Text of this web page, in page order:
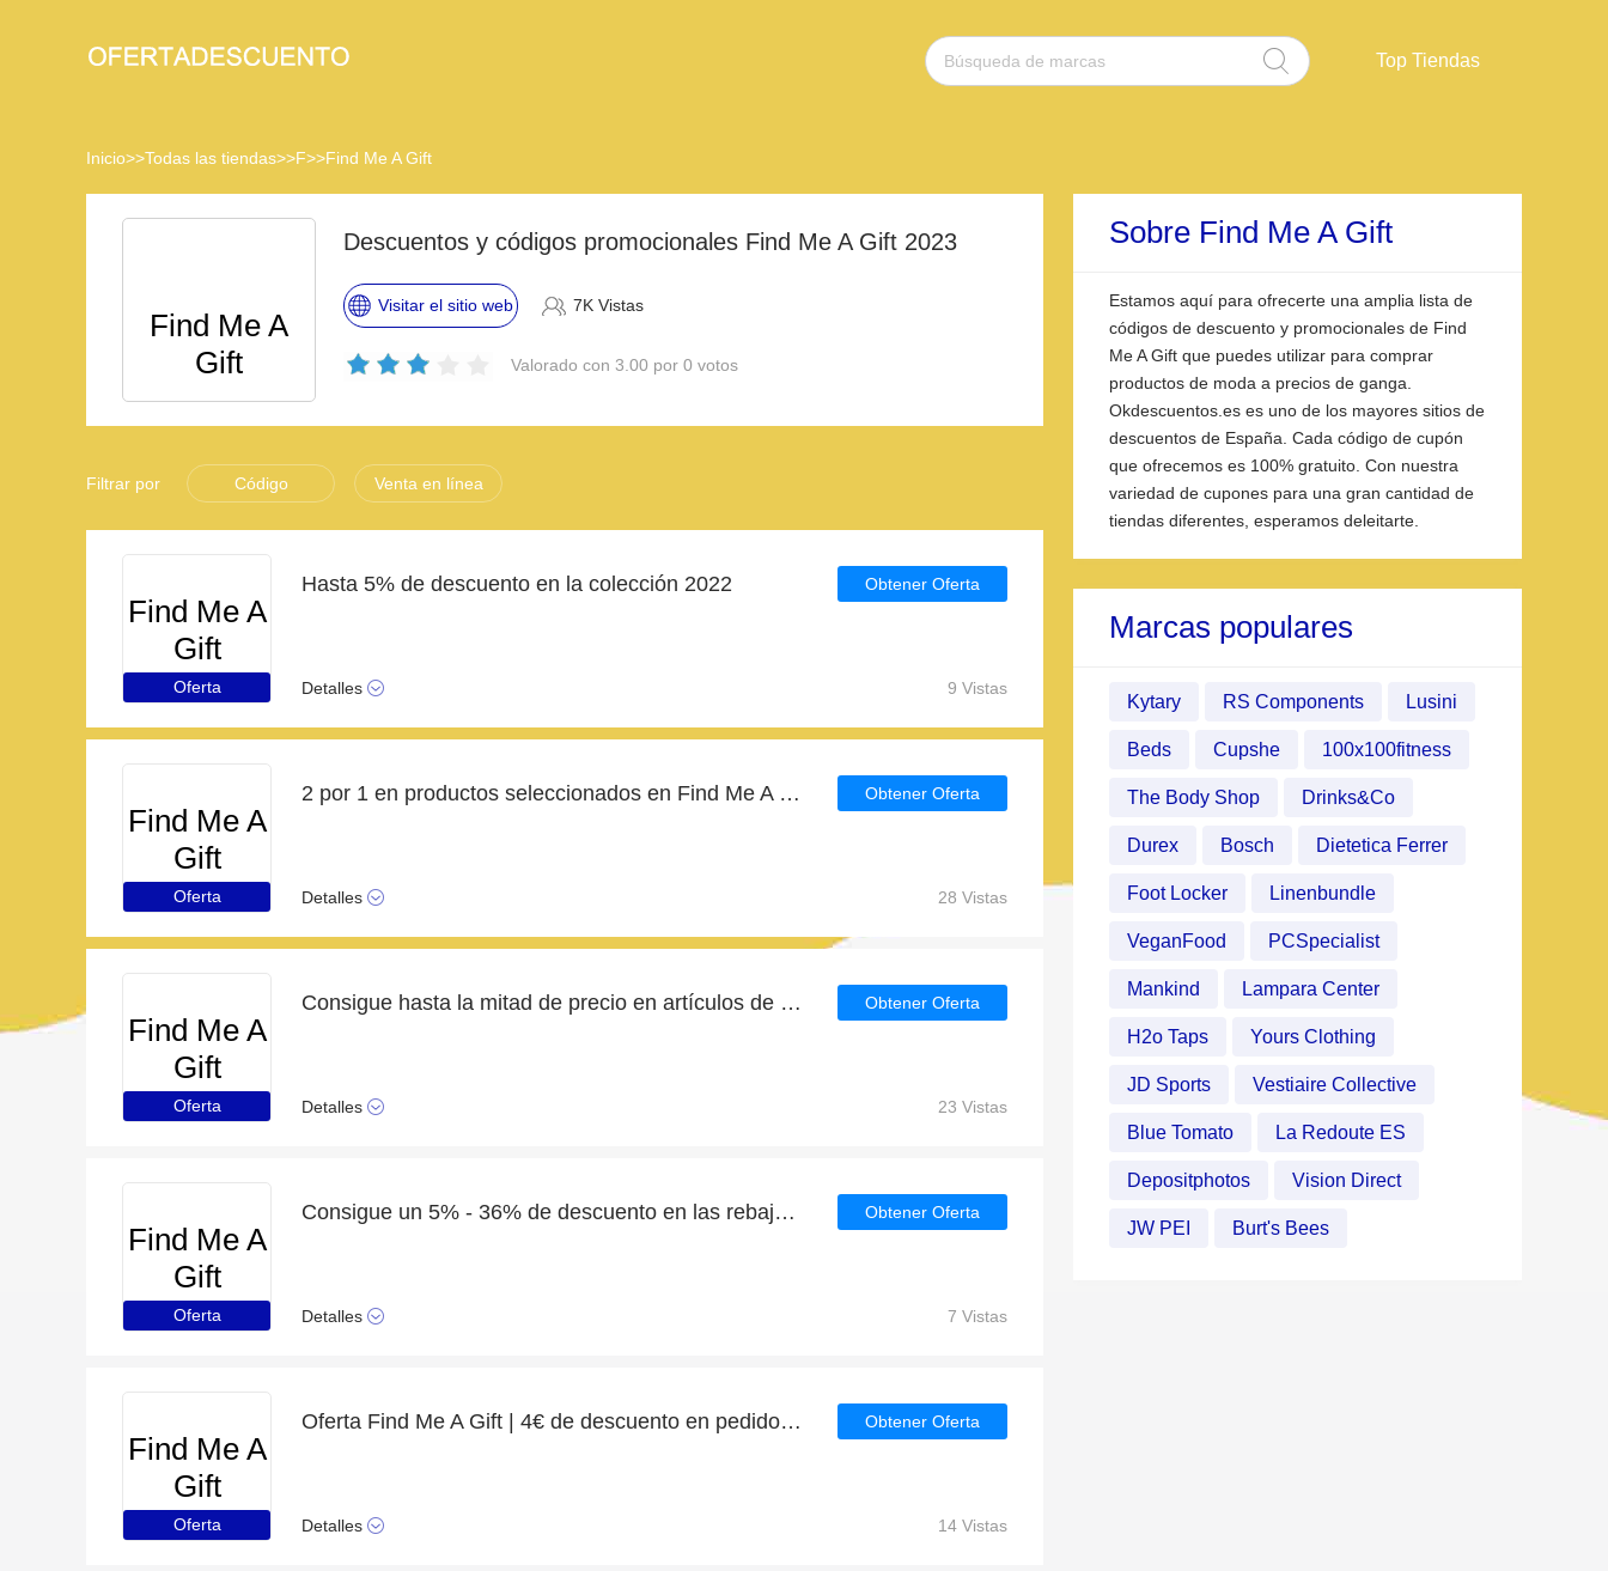
Top Tiendas
Inicio>>Todas las tiendas>>F>>Find Me A Gift
Find Me A
Gift
Descuentos y códigos promocionales Find Me A Gift 2023
Visitar el sitio web 7K Vistas
Valorado con 3.00 por 0 votos
Filtrar por Código Venta en línea
Find Me A
Gift
Oferta
Hasta 5% de descuento en la colección 2022
Detalles
Obtener Oferta
9 Vistas
Find Me A
Gift
Oferta
2 por 1 en productos seleccionados en Find Me A Gift
Detalles
Obtener Oferta
28 Vistas
Find Me A
Gift
Oferta
Consigue hasta la mitad de precio en artículos de rebajas
Detalles
Obtener Oferta
23 Vistas
Find Me A
Gift
Oferta
Consigue un 5% - 36% de descuento en las rebajas de verano en Find Me A Gift
Detalles
Obtener Oferta
7 Vistas
Find Me A
Gift
Oferta
Oferta Find Me A Gift | 4€ de descuento en pedidos superiores a 54€
Detalles
Obtener Oferta
14 Vistas
Sobre Find Me A Gift
Estamos aquí para ofrecerte una amplia lista de
códigos de descuento y promocionales de Find
Me A Gift que puedes utilizar para comprar
productos de moda a precios de ganga.
Okdescuentos.es es uno de los mayores sitios de
descuentos de España. Cada código de cupón
que ofrecemos es 100% gratuito. Con nuestra
variedad de cupones para una gran cantidad de
tiendas diferentes, esperamos deleitarte.
Marcas populares
Kytary RS Components Lusini
Beds Cupshe 100x100fitness
The Body Shop Drinks&Co
Durex Bosch Dietetica Ferrer
Foot Locker Linenbundle
VeganFood PCSpecialist
Mankind Lampara Center
H2o Taps Yours Clothing
JD Sports Vestiaire Collective
Blue Tomato La Redoute ES
Depositphotos Vision Direct
JW PEI Burt's Bees